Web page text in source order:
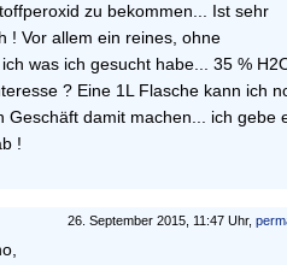
zu bekommen... Ist sehr
! Vor allem ein reines, ohne
was ich gesucht habe... 35 %
? Eine 1L Flasche kann ich
Geschäft damit machen... ich gebe
!
26. September 2015, 11:47 Uhr,